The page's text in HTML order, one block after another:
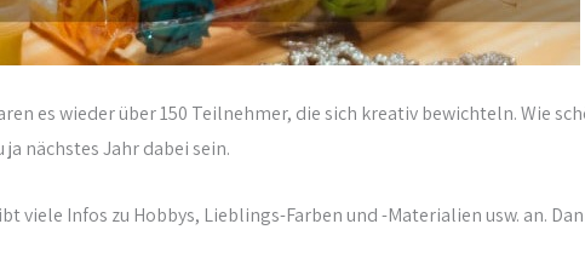
es wieder über 150 Teilnehmer, die sich kreativ bewichteln. Wie
nächstes Jahr dabei sein.
viele Infos zu Hobbys, Lieblings-Farben und -Materialien usw. an.